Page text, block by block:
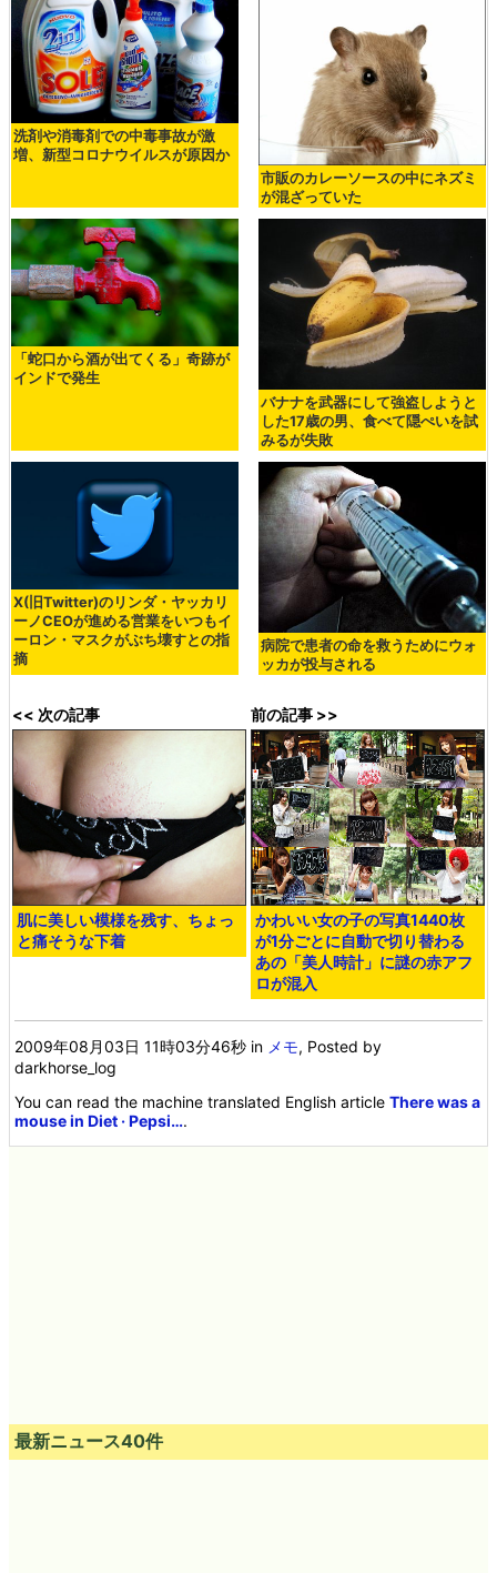
洗剤や消毒剤での中毒事故が激
増、新型コロナウイルスが原因か
市販のカレーソースの中にネズミ
が混ざっていた
「蛇口から酒が出てくる」奇跡が
インドで発生
バナナを武器にして強盗しようと
した17歳の男、食べて隠ぺいを試
みるが失敗
X(旧Twitter)のリンダ・ヤッカリ
ーノCEOが進める営業をいつもイ
ーロン・マスクがぶち壊すとの指
摘
病院で患者の命を救うためにウォ
ッカが投与される
<< 次の記事
肌に美しい模様を残す、ちょっ
と痛そうな下着
前の記事 >>
かわいい女の子の写真1440枚
が1分ごとに自動で切り替わる
あの「美人時計」に謎の赤アフ
ロが混入
2009年08月03日 11時03分46秒 in メモ, Posted by
darkhorse_log
You can read the machine translated English articleThere was a
mouse in Diet · Pepsi….
最新ニュース40件